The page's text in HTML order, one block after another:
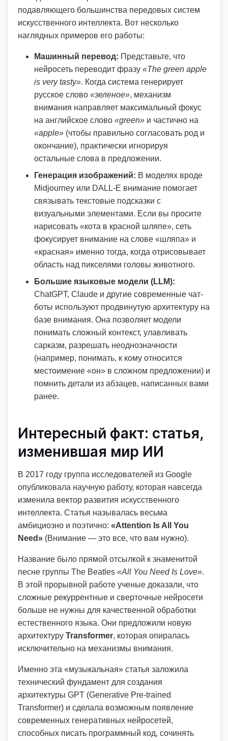
подавляющего большинства передовых систем
искусственного интеллекта. Вот несколько
наглядных примеров его работы:
Машинный перевод: Представьте, что
нейросеть переводит фразу «The green apple
is very tasty». Когда система генерирует
русское слово «зеленое», механизм
внимания направляет максимальный фокус
на английское слово «green» и частично на
«apple» (чтобы правильно согласовать род и
окончание), практически игнорируя
остальные слова в предложении.
Генерация изображений: В моделях вроде
Midjourney или DALL-E внимание помогает
связывать текстовые подсказки с
визуальными элементами. Если вы просите
нарисовать «кота в красной шляпе», сеть
фокусирует внимание на слове «шляпа» и
«красная» именно тогда, когда отрисовывает
область над пикселями головы животного.
Большие языковые модели (LLM):
ChatGPT, Claude и другие современные чат-
боты используют продвинутую архитектуру на
базе внимания. Она позволяет модели
понимать сложный контекст, улавливать
сарказм, разрешать неоднозначности
(например, понимать, к кому относится
местоимение «он» в сложном предложении) и
помнить детали из абзацев, написанных вами
ранее.
Интересный факт: статья,
изменившая мир ИИ
В 2017 году группа исследователей из Google
опубликовала научную работу, которая навсегда
изменила вектор развития искусственного
интеллекта. Статья называлась весьма
амбициозно и поэтично: «Attention Is All You
Need» (Внимание — это все, что вам нужно).
Название было прямой отсылкой к знаменитой
песне группы The Beatles «All You Need Is Love».
В этой прорывной работе ученые доказали, что
сложные рекуррентные и сверточные нейросети
больше не нужны для качественной обработки
естественного языка. Они предложили новую
архитектуру Transformer, которая опиралась
исключительно на механизмы внимания.
Именно эта «музыкальная» статья заложила
технический фундамент для создания
архитектуры GPT (Generative Pre-trained
Transformer) и сделала возможным появление
современных генеративных нейросетей,
способных писать программный код, сочинять